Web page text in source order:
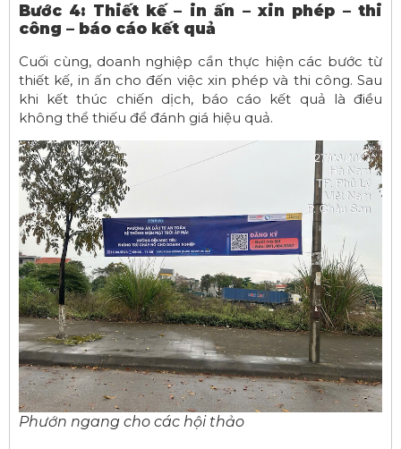
Bước 4: Thiết kế – in ấn – xin phép – thi
công – báo cáo kết quả
Cuối cùng, doanh nghiệp cần thực hiện các bước từ
thiết kế, in ấn cho đến việc xin phép và thi công. Sau
khi kết thúc chiến dịch, báo cáo kết quả là điều
không thể thiếu để đánh giá hiệu quả.
Phướn ngang cho các hội thảo